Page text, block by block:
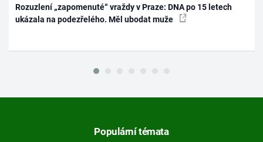
Rozuzlení „zapomenuté“ vraždy v Praze: DNA po 15 letech
ukázala na podezřelého. Měl ubodat muže
Populární témata